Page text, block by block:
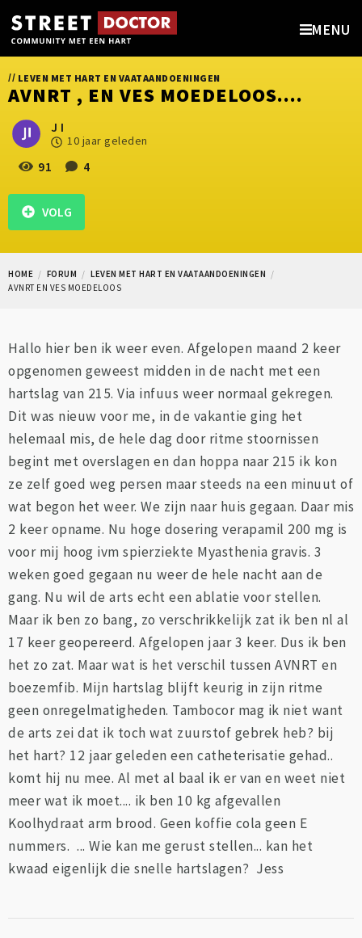
MENU
// LEVEN MET HART EN VAATAANDOENINGEN
AVNRT , EN VES MOEDELOOS....
J I
10 jaar geleden
91 4
VOLG
HOME FORUM
LEVEN MET HART EN VAATAANDOENINGEN
AVNRT EN VES MOEDELOOS
Hallo hier ben ik weer even. Afgelopen maand 2 keer
opgenomen geweest midden in de nacht met een
hartslag van 215. Via infuus weer normaal gekregen.
Dit was nieuw voor me, in de vakantie ging het
helemaal mis, de hele dag door ritme stoornissen
begint met overslagen en dan hoppa naar 215 ik kon
ze zelf goed weg persen maar steeds na een minuut of
wat begon het weer. We zijn naar huis gegaan. Daar mis
2 keer opname. Nu hoge dosering verapamil 200 mg is
voor mij hoog ivm spierziekte Myasthenia gravis. 3
weken goed gegaan nu weer de hele nacht aan de
gang. Nu wil de arts echt een ablatie voor stellen.
Maar ik ben zo bang, zo verschrikkelijk zat ik ben nl al
17 keer geopereerd. Afgelopen jaar 3 keer. Dus ik ben
het zo zat. Maar wat is het verschil tussen AVNRT en
boezemfib. Mijn hartslag blijft keurig in zijn ritme
geen onregelmatigheden. Tambocor mag ik niet want
de arts zei dat ik toch wat zuurstof gebrek heb? bij
het hart? 12 jaar geleden een catheterisatie gehad..
komt hij nu mee. Al met al baal ik er van en weet niet
meer wat ik moet.... ik ben 10 kg afgevallen
Koolhydraat arm brood. Geen koffie cola geen E
nummers. ... Wie kan me gerust stellen... kan het
kwaad eigenlijk die snelle hartslagen? Jess